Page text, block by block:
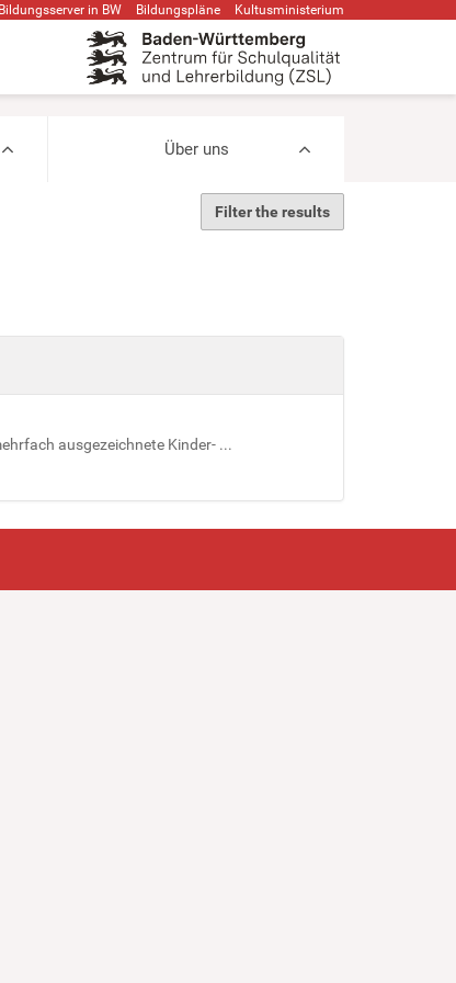
in BW Bildungspläne Kultusministerium
Über uns
Filter the results
ausgezeichnete Kinder- ...